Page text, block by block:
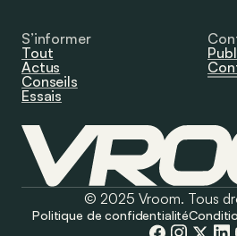
S’informer
Tout
Actus
Conseils
Essais
© 2025 Vroom. Tous
Politique de confidentialité